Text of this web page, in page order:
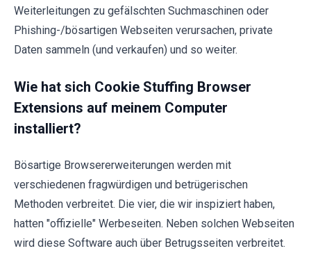
Weiterleitungen zu gefälschten Suchmaschinen oder
Phishing-/bösartigen Webseiten verursachen, private
Daten sammeln (und verkaufen) und so weiter.
Wie hat sich Cookie Stuffing Browser
Extensions auf meinem Computer
installiert?
Bösartige Browsererweiterungen werden mit
verschiedenen fragwürdigen und betrügerischen
Methoden verbreitet. Die vier, die wir inspiziert haben,
hatten "offizielle" Werbeseiten. Neben solchen Webseiten
wird diese Software auch über Betrugsseiten verbreitet.